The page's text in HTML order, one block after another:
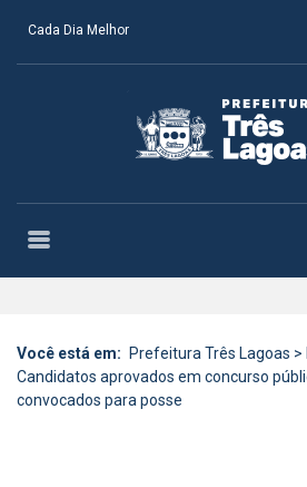
Cada Dia Melhor
Você está em: Prefeitura Três Lagoas >
Candidatos aprovados em concurso
convocados para posse